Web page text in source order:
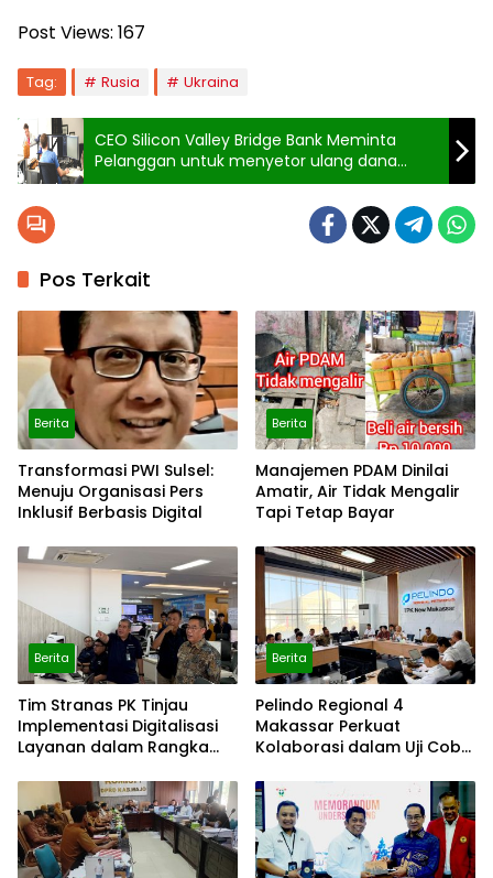
Post Views: 167
Tag: Rusia Ukraina
CEO Silicon Valley Bridge Bank Meminta
Pelanggan untuk menyetor ulang dana
Mereka
Pos Terkait
Berita
Transformasi PWI Sulsel:
Menuju Organisasi Pers
Inklusif Berbasis Digital
Berita
Manajemen PDAM Dinilai
Amatir, Air Tidak Mengalir
Tapi Tetap Bayar
Berita
Tim Stranas PK Tinjau
Implementasi Digitalisasi
Layanan dalam Rangka
Automatic Approval SPOG
Berita
Pelindo Regional 4
Makassar Perkuat
Kolaborasi dalam Uji Coba
dan Evaluasi NLE